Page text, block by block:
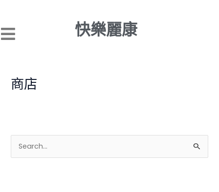
主
快樂麗康
商店